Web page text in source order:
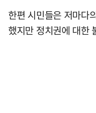
한편 시민들은 저마다
했지만 정치권에 대한